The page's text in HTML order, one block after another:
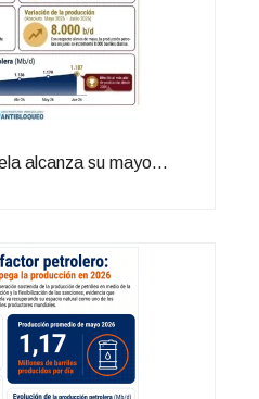
alcanza su mayo...